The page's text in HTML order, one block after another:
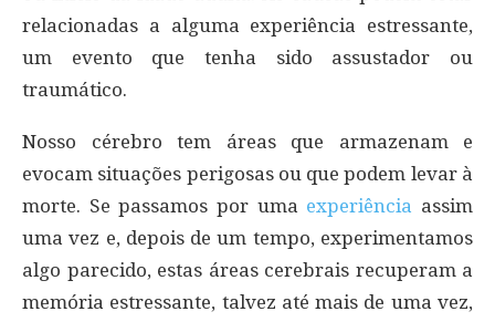
relacionadas a alguma experiência estressante,
um evento que tenha sido assustador ou
traumático.
Nosso cérebro tem áreas que armazenam e
evocam situações perigosas ou que podem levar à
morte. Se passamos por uma experiência assim
uma vez e, depois de um tempo, experimentamos
algo parecido, estas áreas cerebrais recuperam a
memória estressante, talvez até mais de uma vez,